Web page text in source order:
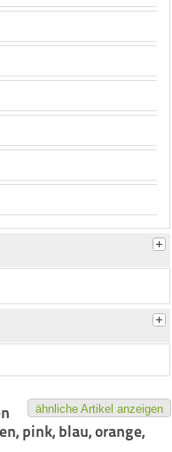
ähnliche Artikel anzeigen
pink, blau, orange,